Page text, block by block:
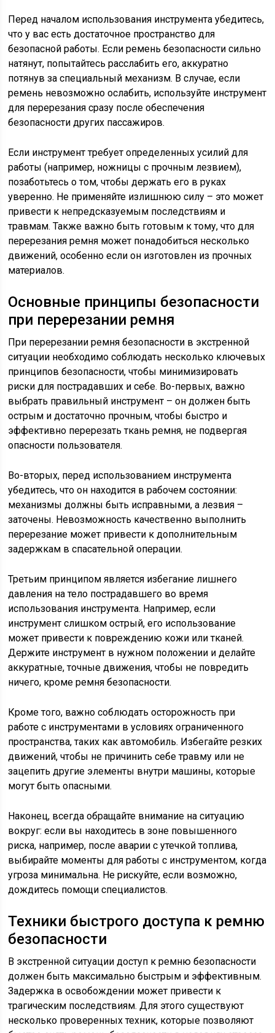
Перед началом использования инструмента убедитесь,
что у вас есть достаточное пространство для
безопасной работы. Если ремень безопасности сильно
натянут, попытайтесь расслабить его, аккуратно
потянув за специальный механизм. В случае, если
ремень невозможно ослабить, используйте инструмент
для перерезания сразу после обеспечения
безопасности других пассажиров.
Если инструмент требует определенных усилий для
работы (например, ножницы с прочным лезвием),
позаботьтесь о том, чтобы держать его в руках
уверенно. Не применяйте излишнюю силу – это может
привести к непредсказуемым последствиям и
травмам. Также важно быть готовым к тому, что для
перерезания ремня может понадобиться несколько
движений, особенно если он изготовлен из прочных
материалов.
Основные принципы безопасности
при перерезании ремня
При перерезании ремня безопасности в экстренной
ситуации необходимо соблюдать несколько ключевых
принципов безопасности, чтобы минимизировать
риски для пострадавших и себе. Во-первых, важно
выбрать правильный инструмент – он должен быть
острым и достаточно прочным, чтобы быстро и
эффективно перерезать ткань ремня, не подвергая
опасности пользователя.
Во-вторых, перед использованием инструмента
убедитесь, что он находится в рабочем состоянии:
механизмы должны быть исправными, а лезвия –
заточены. Невозможность качественно выполнить
перерезание может привести к дополнительным
задержкам в спасательной операции.
Третьим принципом является избегание лишнего
давления на тело пострадавшего во время
использования инструмента. Например, если
инструмент слишком острый, его использование
может привести к повреждению кожи или тканей.
Держите инструмент в нужном положении и делайте
аккуратные, точные движения, чтобы не повредить
ничего, кроме ремня безопасности.
Кроме того, важно соблюдать осторожность при
работе с инструментами в условиях ограниченного
пространства, таких как автомобиль. Избегайте резких
движений, чтобы не причинить себе травму или не
зацепить другие элементы внутри машины, которые
могут быть опасными.
Наконец, всегда обращайте внимание на ситуацию
вокруг: если вы находитесь в зоне повышенного
риска, например, после аварии с утечкой топлива,
выбирайте моменты для работы с инструментом, когда
угроза минимальна. Не рискуйте, если возможно,
дождитесь помощи специалистов.
Техники быстрого доступа к ремню
безопасности
В экстренной ситуации доступ к ремню безопасности
должен быть максимально быстрым и эффективным.
Задержка в освобождении может привести к
трагическим последствиям. Для этого существуют
несколько проверенных техник, которые позволяют